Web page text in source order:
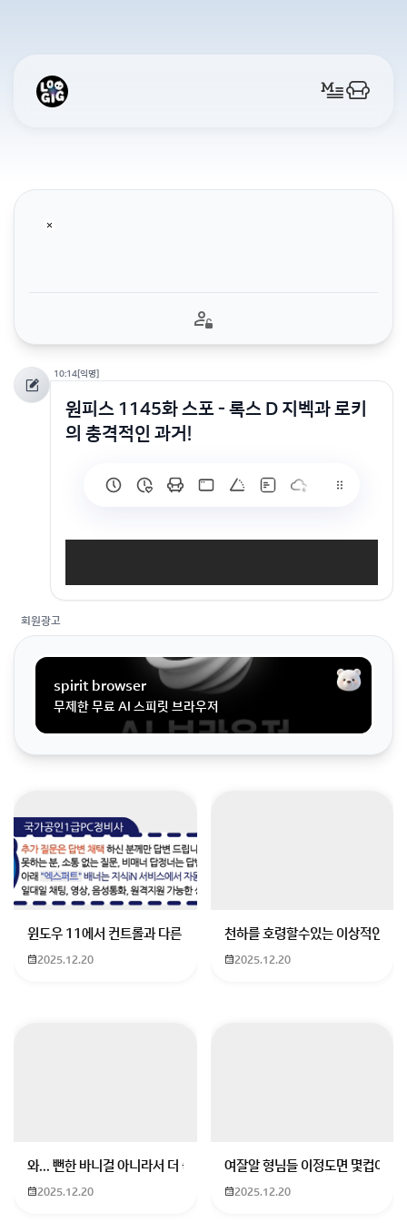
10:14[익명]
원피스 1145화 스포 - 록스 D 지벡과 로키
의 충격적인 과거!
원피스 1145화 스포 - 록스 D 지벡과 로키의 충격적인
회원광고
spirit browser
무제한 무료 AI 스피릿 브라우저
윈도우 11에서 컨트롤과 다른 키가 같이 안눌림 게임을 하는 중에 컨트
2025.12.20
천하를 호령할수있는 이상적인 몸
2025.12.20
와... 뻔한 바니걸 아니라서 더 좋음
2025.12.20
여잘알 형님들 이정도면 몇컵이에
2025.12.20